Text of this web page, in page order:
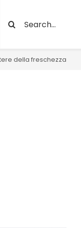
Cerca
per:
della freschezza